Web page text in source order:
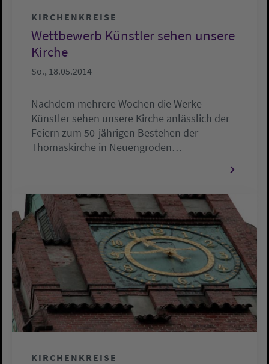
KIRCHENKREISE
Wettbewerb Künstler sehen unsere
Kirche
So., 18.05.2014
Nachdem mehrere Wochen die Werke
Künstler sehen unsere Kirche anlässlich der
Feiern zum 50-jährigen Bestehen der
Thomaskirche in Neuengroden…
KIRCHENKREISE